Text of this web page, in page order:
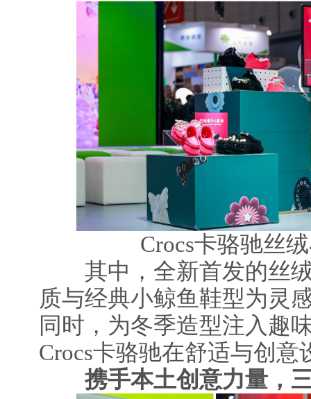
Crocs卡骆驰丝
其中，全新首发的丝绒
质与经典小鲸鱼鞋型为灵
同时，为冬季造型注入趣
Crocs卡骆驰在舒适与创
携手本土创意力量，